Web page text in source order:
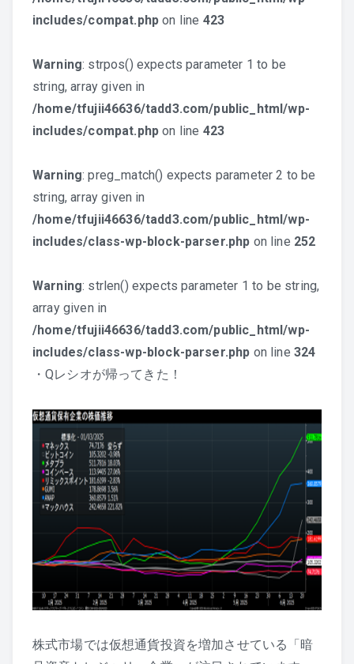
includes/compat.php on line 423
Warning: strpos() expects parameter 1 to be
string, array given in
/home/tfujii46636/tadd3.com/public_html/wp-
includes/compat.php on line 423
Warning: preg_match() expects parameter 2 to be
string, array given in
/home/tfujii46636/tadd3.com/public_html/wp-
includes/class-wp-block-parser.php on line 252
Warning: strlen() expects parameter 1 to be string,
array given in
/home/tfujii46636/tadd3.com/public_html/wp-
includes/class-wp-block-parser.php on line 324
・Qレシオが帰ってきた！
株式市場では仮想通貨投資を増加させている「暗